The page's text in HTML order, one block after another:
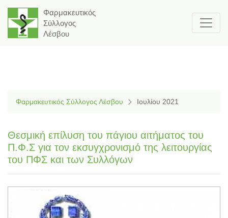
Φαρμακευτικός
Σύλλογος
Λέσβου
Φαρμακευτικός Σύλλογος Λέσβου Ιουλίου 2021
Θεσμική επίλυση του πάγιου αιτήματος του
Π.Φ.Σ για τον εκσυγχρονισμό της λειτουργίας
του ΠΦΣ και των Συλλόγων